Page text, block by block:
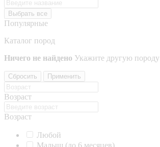
Выбрать все
Популярные
Каталог пород
Ничего не найдено Укажите другую породу
Сбросить Применить
Возраст
Возраст
Любой
Малыш (до 6 месяцев)